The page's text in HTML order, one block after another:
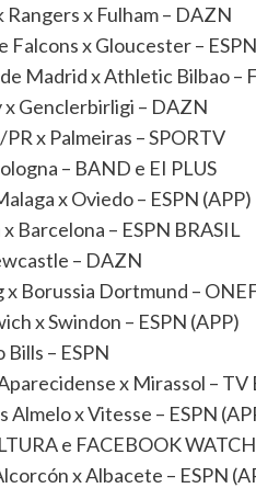
x Fulham – DAZN
x Gloucester –
Madrid x Athletic Bilbao –
x Genclerbirligi – DAZN
x Palmeiras – SPORTV
– BAND e EI PLUS
x Oviedo – ESPN (APP)
Barcelona – ESPN BRASIL
– DAZN
x Borussia Dortmund –
x Swindon – ESPN (APP)
– ESPN
x Mirassol – TV
x Vitesse – ESPN
e FACEBOOK WATCH
x Albacete – ESPN